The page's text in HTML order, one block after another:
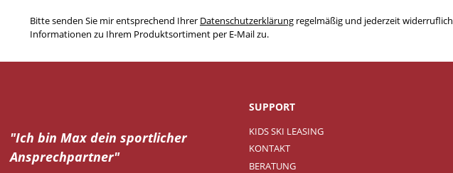
Bitte senden Sie mir entsprechend Ihrer Datenschutzerklärung regelmäßig und jederzeit widerruflich
Informationen zu Ihrem Produktsortiment per E-Mail zu.
"Ich bin Max dein sportlicher
Ansprechpartner"
SUPPORT
KIDS SKI LEASING
KONTAKT
BERATUNG